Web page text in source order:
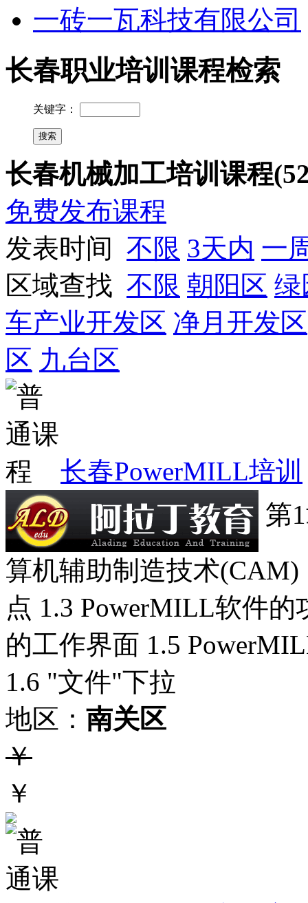
一砖一瓦科技有限公司
长春职业培训课程检索
关键字：
长春机械加工培训课程
免费发布课程
发表时间 不限 3天内 一
区域查找 不限 朝阳区 绿
车产业开发区 净月开发区
区 九台区
长春PowerMILL培训
第
算机辅助制造技术
点 1.3 PowerMILL软件
的工作界面 1.5
1.6 "文件"下拉
地区： 南关区
￥
￥